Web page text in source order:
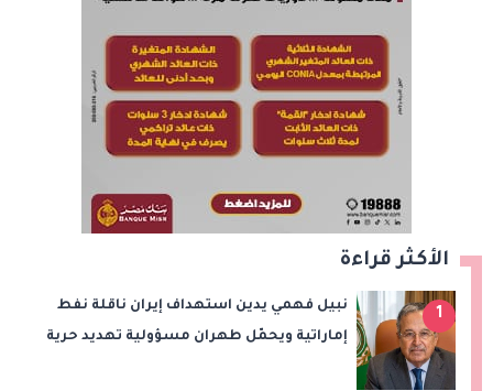
الأكثر قراءة
1
نبيل فهمي يدين استهداف إيران ناقلة نفط
إماراتية ويحمّل طهران مسؤولية تهديد حرية